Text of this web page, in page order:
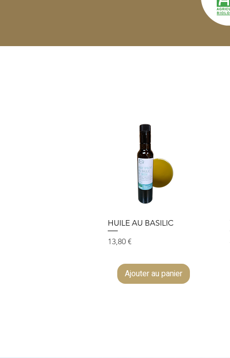
HUILE AU BASILIC
Prix
13,80 €
Ajouter au panier